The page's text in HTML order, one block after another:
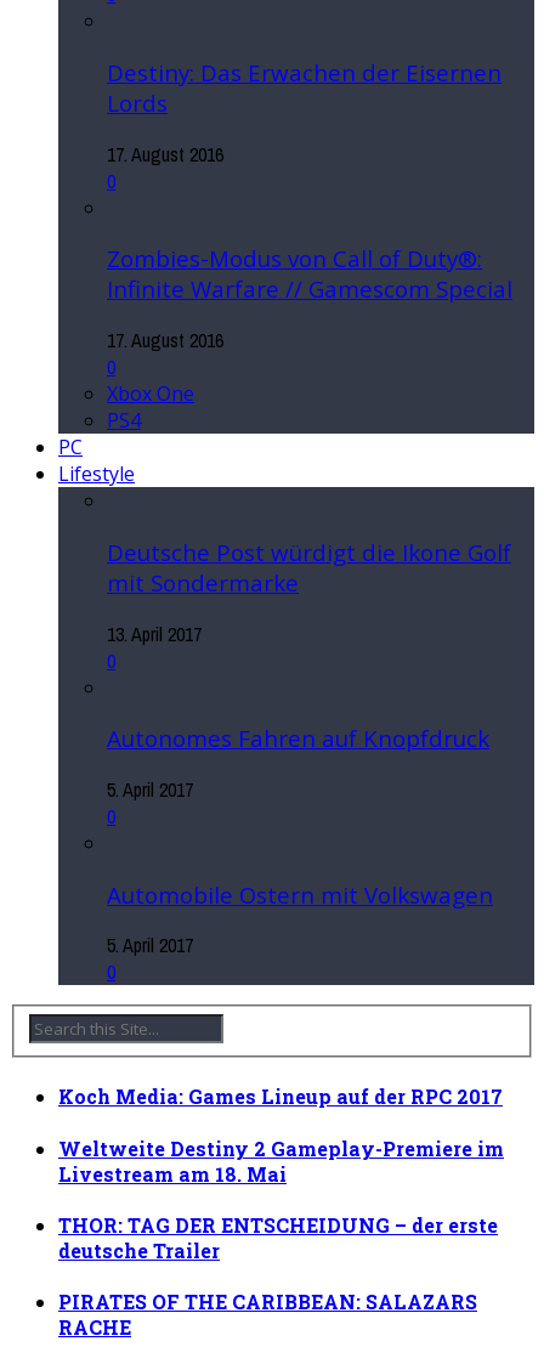
Destiny: Das Erwachen der Eisernen
Lords
17. August 2016
0
Zombies-Modus von Call of Duty®:
Infinite Warfare // Gamescom Special
17. August 2016
0
Xbox One
PS4
PC
Lifestyle
Deutsche Post würdigt die Ikone Golf
mit Sondermarke
13. April 2017
0
Autonomes Fahren auf Knopfdruck
5. April 2017
0
Automobile Ostern mit Volkswagen
5. April 2017
0
Koch Media: Games Lineup auf der RPC 2017
Weltweite Destiny 2 Gameplay-Premiere im
Livestream am 18. Mai
THOR: TAG DER ENTSCHEIDUNG – der erste
deutsche Trailer
PIRATES OF THE CARIBBEAN: SALAZARS
RACHE